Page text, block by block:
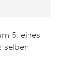
5. eines
selben